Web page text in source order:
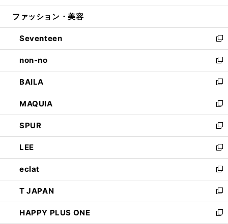
開
ウ
開
く
ン
ウ
で
開
く
ウ
ン
ド
ウ
で
開
く
ファッション・美容
Seventeen
新
し
い
ウ
ィ
ン
ド
ウ
で
開
く
non-no
新
し
い
ウ
ィ
ン
ド
ウ
で
開
く
BAILA
新
し
い
ウ
ィ
ン
ド
ウ
で
開
く
MAQUIA
新
し
い
ウ
ィ
ン
ド
ウ
で
開
く
SPUR
新
し
い
ウ
ィ
ン
ド
ウ
で
LEE
新
し
い
ウ
ィ
ン
ド
eclat
新
し
い
ウ
ィ
T JAPAN
新
し
い
HAPPY PLUS ONE
新